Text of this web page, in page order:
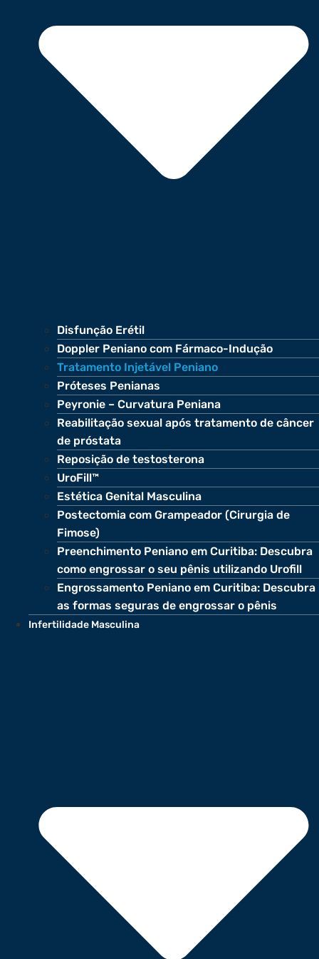
Disfunção Erétil
Doppler Peniano com Fármaco-Indução
Tratamento Injetável Peniano
Próteses Penianas
Peyronie – Curvatura Peniana
Reabilitação sexual após tratamento de câncer
de próstata
Reposição de testosterona
UroFill™
Estética Genital Masculina
Postectomia com Grampeador (Cirurgia de
Fimose)
Preenchimento Peniano em Curitiba: Descubra
como engrossar o seu pênis utilizando Urofill
Engrossamento Peniano em Curitiba: Descubra
as formas seguras de engrossar o pênis
Infertilidade Masculina